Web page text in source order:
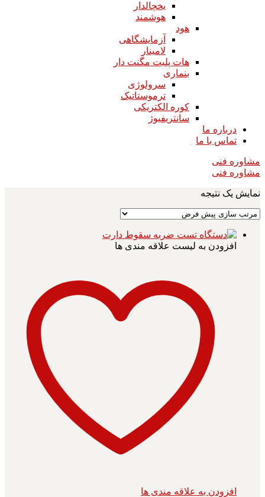
یخچالدار
هوشمند
هود
آزمایشگاهی
لامینار​​​​​​​
هات پلیت مگنت دار​​​​​​​
بنماری
سرولوژی
ترموستاتیک
کوره الکتریکی
سانتریفیوژ
درباره ما
تماس با ما
مشاوره فنی
مشاوره فنی
نمایش یک نتیجه
افزودن به لیست علاقه مندی ها
افزودن به علاقه مندی ها